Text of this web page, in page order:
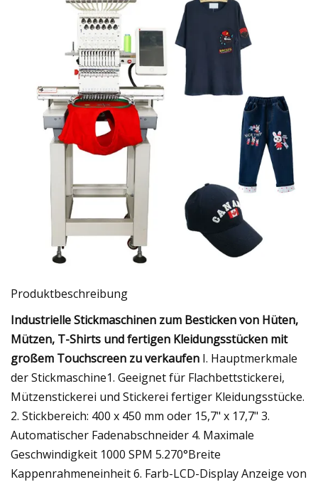
Produktbeschreibung
Industrielle Stickmaschinen zum Besticken von Hüten,
Mützen, T-Shirts und fertigen Kleidungsstücken mit
großem Touchscreen zu verkaufen I. Hauptmerkmale
der Stickmaschine1. Geeignet für Flachbettstickerei,
Mützenstickerei und Stickerei fertiger Kleidungsstücke.
2. Stickbereich: 400 x 450 mm oder 15,7" x 17,7" 3.
Automatischer Fadenabschneider 4. Maximale
Geschwindigkeit 1000 SPM 5.270°Breite
Kappenrahmeneinheit 6. Farb-LCD-Display Anzeige von